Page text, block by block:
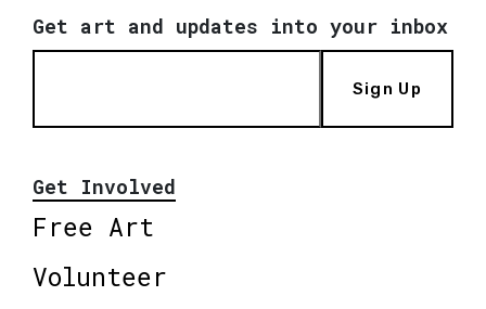
Get art and updates into your inbox
Sign Up
Get Involved
Free Art
Volunteer